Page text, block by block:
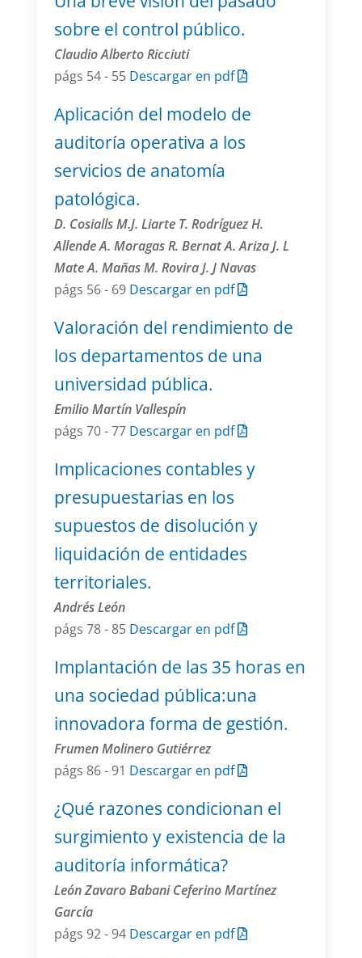
sobre el control público.
Claudio Alberto Ricciuti
págs 54 - 55 Descargar en pdf
Aplicación del modelo de
auditoría operativa a los
servicios de anatomía
patológica.
D. Cosialls M.J. Liarte T. Rodríguez H.
Allende A. Moragas R. Bernat A. Ariza J. L
Mate A. Mañas M. Rovira J. J Navas
págs 56 - 69 Descargar en pdf
Valoración del rendimiento de
los departamentos de una
universidad pública.
Emilio Martín Vallespín
págs 70 - 77 Descargar en pdf
Implicaciones contables y
presupuestarias en los
supuestos de disolución y
liquidación de entidades
territoriales.
Andrés León
págs 78 - 85 Descargar en pdf
Implantación de las 35 horas en
una sociedad pública:una
innovadora forma de gestión.
Frumen Molinero Gutiérrez
págs 86 - 91 Descargar en pdf
¿Qué razones condicionan el
surgimiento y existencia de la
auditoría informática?
León Zavaro Babani Ceferino Martínez
García
págs 92 - 94 Descargar en pdf